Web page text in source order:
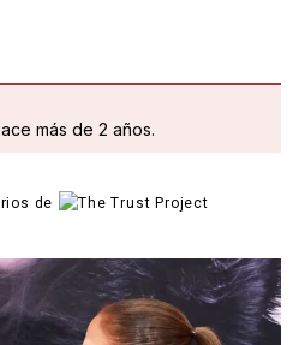
más de 2 años.
de